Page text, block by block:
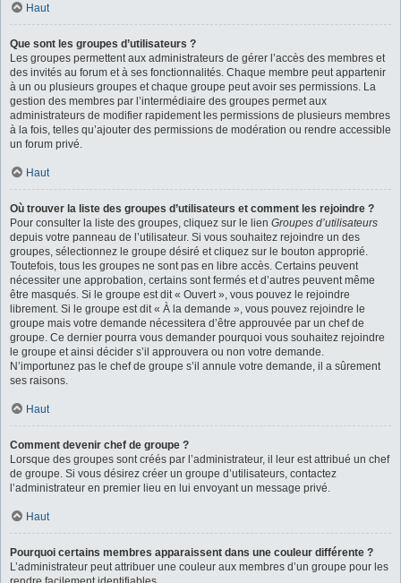
Haut
Que sont les groupes d’utilisateurs ?
Les groupes permettent aux administrateurs de gérer l’accès des membres et
des invités au forum et à ses fonctionnalités. Chaque membre peut appartenir
à un ou plusieurs groupes et chaque groupe peut avoir ses permissions. La
gestion des membres par l’intermédiaire des groupes permet aux
administrateurs de modifier rapidement les permissions de plusieurs membres
à la fois, telles qu’ajouter des permissions de modération ou rendre accessible
un forum privé.
Haut
Où trouver la liste des groupes d’utilisateurs et comment les rejoindre ?
Pour consulter la liste des groupes, cliquez sur le lien Groupes d’utilisateurs
depuis votre panneau de l’utilisateur. Si vous souhaitez rejoindre un des
groupes, sélectionnez le groupe désiré et cliquez sur le bouton approprié.
Toutefois, tous les groupes ne sont pas en libre accès. Certains peuvent
nécessiter une approbation, certains sont fermés et d’autres peuvent même
être masqués. Si le groupe est dit « Ouvert », vous pouvez le rejoindre
librement. Si le groupe est dit « À la demande », vous pouvez rejoindre le
groupe mais votre demande nécessitera d’être approuvée par un chef de
groupe. Ce dernier pourra vous demander pourquoi vous souhaitez rejoindre
le groupe et ainsi décider s’il approuvera ou non votre demande.
N’importunez pas le chef de groupe s’il annule votre demande, il a sûrement
ses raisons.
Haut
Comment devenir chef de groupe ?
Lorsque des groupes sont créés par l’administrateur, il leur est attribué un chef
de groupe. Si vous désirez créer un groupe d’utilisateurs, contactez
l’administrateur en premier lieu en lui envoyant un message privé.
Haut
Pourquoi certains membres apparaissent dans une couleur différente ?
L’administrateur peut attribuer une couleur aux membres d’un groupe pour les